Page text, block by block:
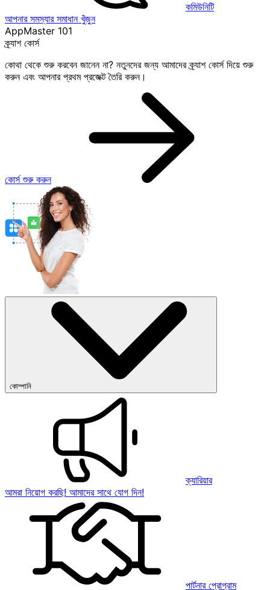
কমিউনিটি
আপনার সমস্যার সমাধান খুঁজুন
AppMaster 101
ক্র্যাশ কোর্স
কোথা থেকে শুরু করবেন জানেন না? নতুনদের জন্য আমাদের ক্র্যাশ কোর্স দিয়ে শুরু
করুন এবং আপনার প্রথম প্রজেক্ট তৈরি করুন।
কোর্স শুরু করুন
কোম্পানি
ক্যারিয়ার
আমরা নিয়োগ করছি! আমাদের সাথে যোগ দিন!
পার্টনার প্রোগ্রাম